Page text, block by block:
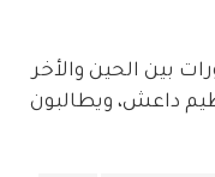
بين الحين والأخر
داعش، ويطالبون